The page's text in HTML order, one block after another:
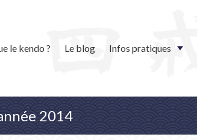
le kendo ? Le blog Infos pratiques
2014